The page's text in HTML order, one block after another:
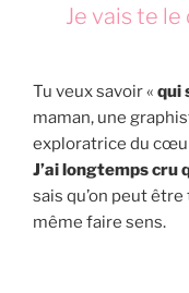
Je vais te
Tu veux savoir « qui
maman, une
exploratrice du
J’ai longtemps cru
sais qu’on peut
même faire sens.